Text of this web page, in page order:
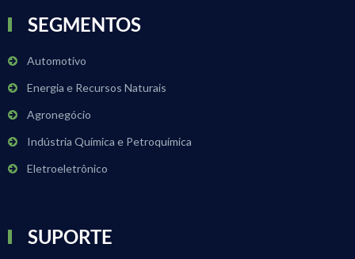
SEGMENTOS
Automotivo
Energia e Recursos Naturais
Agronegócio
Indústria Química e Petroquímica
Eletroeletrônico
SUPORTE